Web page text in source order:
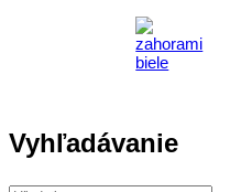
Vyhľadávanie